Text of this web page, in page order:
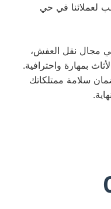
لعملائنا في حي
مجال نقل العفش،
بمهارة واحترافية.
سلامة ممتلكاتك